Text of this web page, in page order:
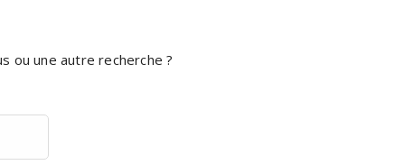
ou une autre recherche ?